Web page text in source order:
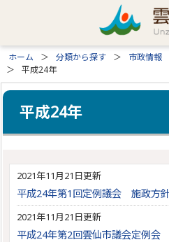
ホーム 分類から探す 市政情報
平成24年
平成24年
2021年11月21日更新
平成24年第1回定例議会 施政方針
2021年11月21日更新
平成24年第2回雲仙市議会定例